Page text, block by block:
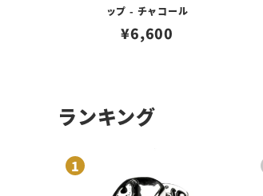
ップ - チャコール
¥6,600
ランキング